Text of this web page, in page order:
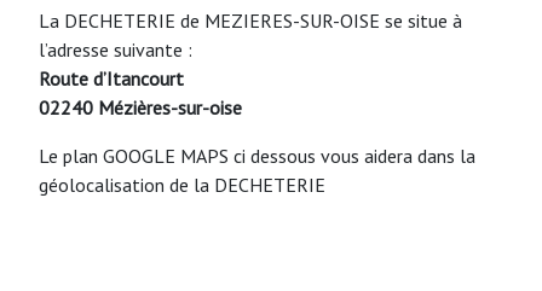
La DECHETERIE de MEZIERES-SUR-OISE se situe à
l’adresse suivante :
Route d’Itancourt
02240 Mézières-sur-oise
Le plan GOOGLE MAPS ci dessous vous aidera dans la
géolocalisation de la DECHETERIE